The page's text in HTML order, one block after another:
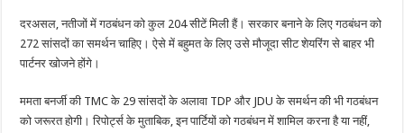
दरअसल, नतीजों में गठबंधन को कुल 204 सीटें मिली हैं। सरकार बनाने के लिए गठबंधन को
272 सांसदों का समर्थन चाहिए। ऐसे में बहुमत के लिए उसे मौजूदा सीट शेयरिंग से बाहर भी
पार्टनर खोजने होंगे।
ममता बनर्जी की TMC के 29 सांसदों के अलावा TDP और JDU के समर्थन की भी गठबंधन
को जरूरत होगी। रिपोर्ट्स के मुताबिक, इन पार्टियों को गठबंधन में शामिल करना है या नहीं,